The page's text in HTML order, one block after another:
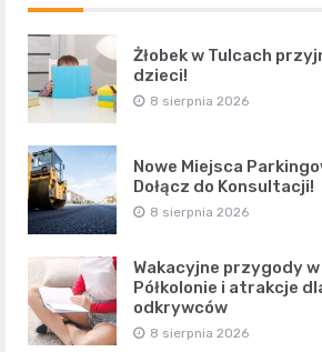
Żłobek w Tulcach
dzieci!
8 sierpnia 2026
Nowe Miejsca
Dołącz do Konsultacji!
8 sierpnia 2026
Wakacyjne przygody
Półkolonie i atrakcje
odkrywców
8 sierpnia 2026